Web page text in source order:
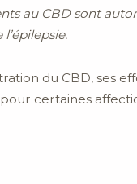
au CBD sont
du CBD, ses
certaines